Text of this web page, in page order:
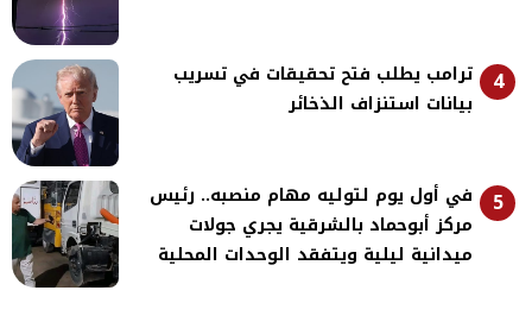
4
ترامب يطلب فتح تحقيقات في تسريب
بيانات استنزاف الذخائر
5
في أول يوم لتوليه مهام منصبه.. رئيس
مركز أبوحماد بالشرقية يجري جولات
ميدانية ليلية ويتفقد الوحدات المحلية